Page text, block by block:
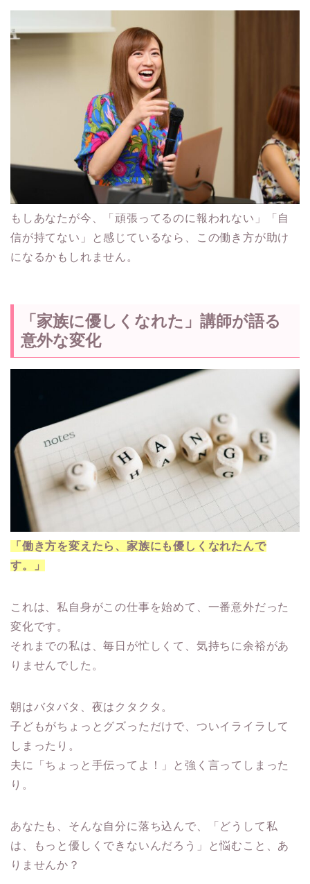
もしあなたが今、「頑張ってるのに報われない」「自
信が持てない」と感じているなら、この働き方が助け
になるかもしれません。
「家族に優しくなれた」講師が語る
意外な変化
「働き方を変えたら、家族にも優しくなれたんで
す。」
これは、私自身がこの仕事を始めて、一番意外だった
変化です。
それまでの私は、毎日が忙しくて、気持ちに余裕があ
りませんでした。
朝はバタバタ、夜はクタクタ。
子どもがちょっとグズっただけで、ついイライラして
しまったり。
夫に「ちょっと手伝ってよ！」と強く言ってしまった
り。
あなたも、そんな自分に落ち込んで、「どうして私
は、もっと優しくできないんだろう」と悩むこと、あ
りませんか？